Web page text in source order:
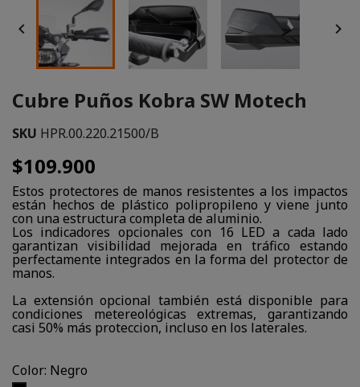
 
Cubre Puños Kobra SW Motech
SKU HPR.00.220.21500/B
$109.900
Estos protectores de manos resistentes a los impactos
están hechos de plástico polipropileno y viene junto
con una estructura completa de aluminio.
Los indicadores opcionales con 16 LED a cada lado
garantizan visibilidad mejorada en tráfico estando
perfectamente integrados en la forma del protector de
manos.
La extensión opcional también está disponible para
condiciones metereológicas extremas, garantizando
casi 50% más proteccion, incluso en los laterales.
Color: Negro